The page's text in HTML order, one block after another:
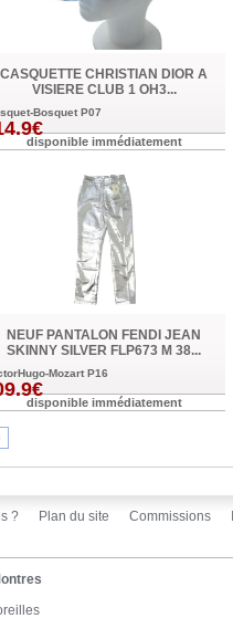
CASQUETTE CHRISTIAN DIOR A
VISIERE CLUB 1 OH3...
Bosquet P07
disponible immédiatement
NEUF PANTALON FENDI JEAN
SKINNY SILVER FLP673 M 38...
Mozart P16
disponible immédiatement
? Plan du site Commissions